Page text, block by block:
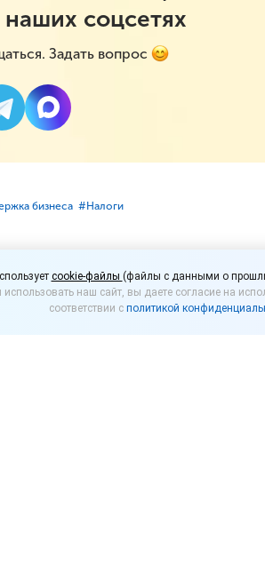
наших соцсетях
Задать вопрос
бизнеса #⁣Налоги
льготы
cookie-файлы (файлы с данными о
наш сайт, вы даете согласие на
соответствии с политикой